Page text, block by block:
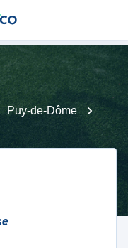
Puy-de-Dôme